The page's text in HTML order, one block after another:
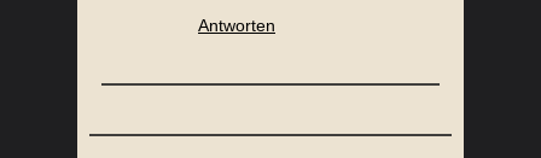
Antworten